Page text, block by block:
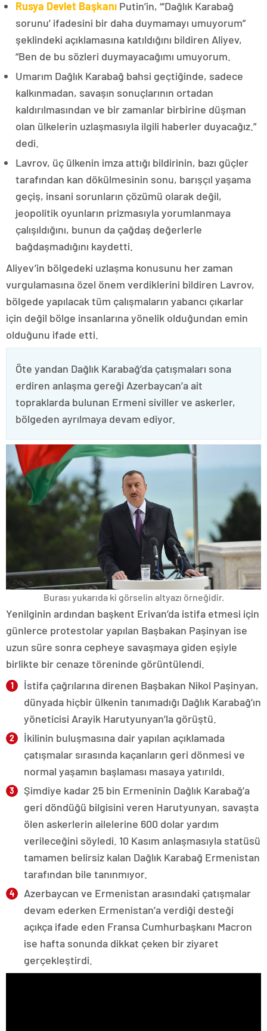
Rusya Devlet Başkanı Putin’in, “‘Dağlık Karabağ
sorunu’ ifadesini bir daha duymamayı umuyorum”
şeklindeki açıklamasına katıldığını bildiren Aliyev,
“Ben de bu sözleri duymayacağımı umuyorum.
Umarım Dağlık Karabağ bahsi geçtiğinde, sadece
kalkınmadan, savaşın sonuçlarının ortadan
kaldırılmasından ve bir zamanlar birbirine düşman
olan ülkelerin uzlaşmasıyla ilgili haberler duyacağız.”
dedi.
Lavrov, üç ülkenin imza attığı bildirinin, bazı güçler
tarafından kan dökülmesinin sonu, barışçıl yaşama
geçiş, insani sorunların çözümü olarak değil,
jeopolitik oyunların prizmasıyla yorumlanmaya
çalışıldığını, bunun da çağdaş değerlerle
bağdaşmadığını kaydetti.
Aliyev’in bölgedeki uzlaşma konusunu her zaman
vurgulamasına özel önem verdiklerini bildiren Lavrov,
bölgede yapılacak tüm çalışmaların yabancı çıkarlar
için değil bölge insanlarına yönelik olduğundan emin
olduğunu ifade etti.
Öte yandan Dağlık Karabağ’da çatışmaları sona
erdiren anlaşma gereği Azerbaycan’a ait
topraklarda bulunan Ermeni siviller ve askerler,
bölgeden ayrılmaya devam ediyor.
Burası yukarıda ki görselin altyazı örneğidir.
Yenilginin ardından başkent Erivan’da istifa etmesi için
günlerce protestolar yapılan Başbakan Paşinyan ise
uzun süre sonra cepheye savaşmaya giden eşiyle
birlikte bir cenaze töreninde görüntülendi.
İstifa çağrılarına direnen Başbakan Nikol Paşinyan,
dünyada hiçbir ülkenin tanımadığı Dağlık Karabağ’ın
yöneticisi Arayik Harutyunyan’la görüştü.
İkilinin buluşmasına dair yapılan açıklamada
çatışmalar sırasında kaçanların geri dönmesi ve
normal yaşamın başlaması masaya yatırıldı.
Şimdiye kadar 25 bin Ermeninin Dağlık Karabağ’a
geri döndüğü bilgisini veren Harutyunyan, savaşta
ölen askerlerin ailelerine 600 dolar yardım
verileceğini söyledi. 10 Kasım anlaşmasıyla statüsü
tamamen belirsiz kalan Dağlık Karabağ Ermenistan
tarafından bile tanınmıyor.
Azerbaycan ve Ermenistan arasındaki çatışmalar
devam ederken Ermenistan’a verdiği desteği
açıkça ifade eden Fransa Cumhurbaşkanı Macron
ise hafta sonunda dikkat çeken bir ziyaret
gerçekleştirdi.